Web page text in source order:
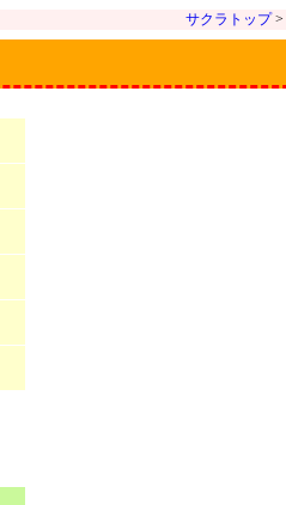
サクラトップ>